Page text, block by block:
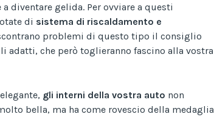
diventare gelida. Per ovviare a questi
di sistema di riscaldamento e
problemi di questo tipo il consiglio
che però toglieranno fascino alla vostra
gli interni della vostra auto non
bella, ma ha come rovescio della medaglia